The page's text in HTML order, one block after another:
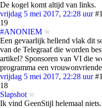
De kogel komt altijd van links.
vrijdag 5 mei 2017, 22:28 uur
19
#ANONIEM
Een gevaarlijk hellend vlak dit
van de Telegraaf die worden
artikel? Sponsoren van VI die
programma een
vrijdag 5 mei 2017, 22:28 uur
18
Slapshot
Ik vind GeenStijl helemaal